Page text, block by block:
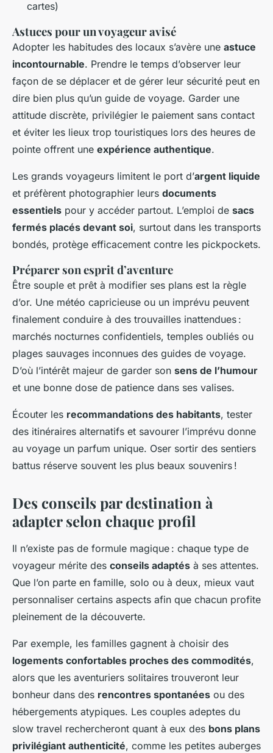
cartes)
Astuces pour un voyageur avisé
Adopter les habitudes des locaux s’avère une astuce
incontournable. Prendre le temps d’observer leur
façon de se déplacer et de gérer leur sécurité peut en
dire bien plus qu’un guide de voyage. Garder une
attitude discrète, privilégier le paiement sans contact
et éviter les lieux trop touristiques lors des heures de
pointe offrent une expérience authentique.
Les grands voyageurs limitent le port d’argent liquide
et préfèrent photographier leurs documents
essentiels pour y accéder partout. L’emploi de sacs
fermés placés devant soi, surtout dans les transports
bondés, protège efficacement contre les pickpockets.
Préparer son esprit d’aventure
Être souple et prêt à modifier ses plans est la règle
d’or. Une météo capricieuse ou un imprévu peuvent
finalement conduire à des trouvailles inattendues :
marchés nocturnes confidentiels, temples oubliés ou
plages sauvages inconnues des guides de voyage.
D’où l’intérêt majeur de garder son sens de l’humour
et une bonne dose de patience dans ses valises.
Écouter les recommandations des habitants, tester
des itinéraires alternatifs et savourer l’imprévu donne
au voyage un parfum unique. Oser sortir des sentiers
battus réserve souvent les plus beaux souvenirs !
Des conseils par destination à
adapter selon chaque profil
Il n’existe pas de formule magique : chaque type de
voyageur mérite des conseils adaptés à ses attentes.
Que l’on parte en famille, solo ou à deux, mieux vaut
personnaliser certains aspects afin que chacun profite
pleinement de la découverte.
Par exemple, les familles gagnent à choisir des
logements confortables proches des commodités,
alors que les aventuriers solitaires trouveront leur
bonheur dans des rencontres spontanées ou des
hébergements atypiques. Les couples adeptes du
slow travel rechercheront quant à eux des bons plans
privilégiant authenticité, comme les petites auberges